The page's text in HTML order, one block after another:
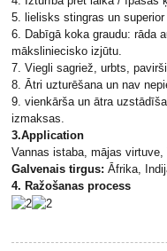
5. lielisks stingras un
6. Dabīgā koka graudu: rāda
māksliniecisko izjūtu.
7. Viegli sagriež, urbts,
8. Ātri uzturēšana un nav
9. vienkārša un ātra
izmaksas.
3.Application
Vannas istaba, mājas
Galvenais tirgus:Āfrika,
4. Ražošanas process